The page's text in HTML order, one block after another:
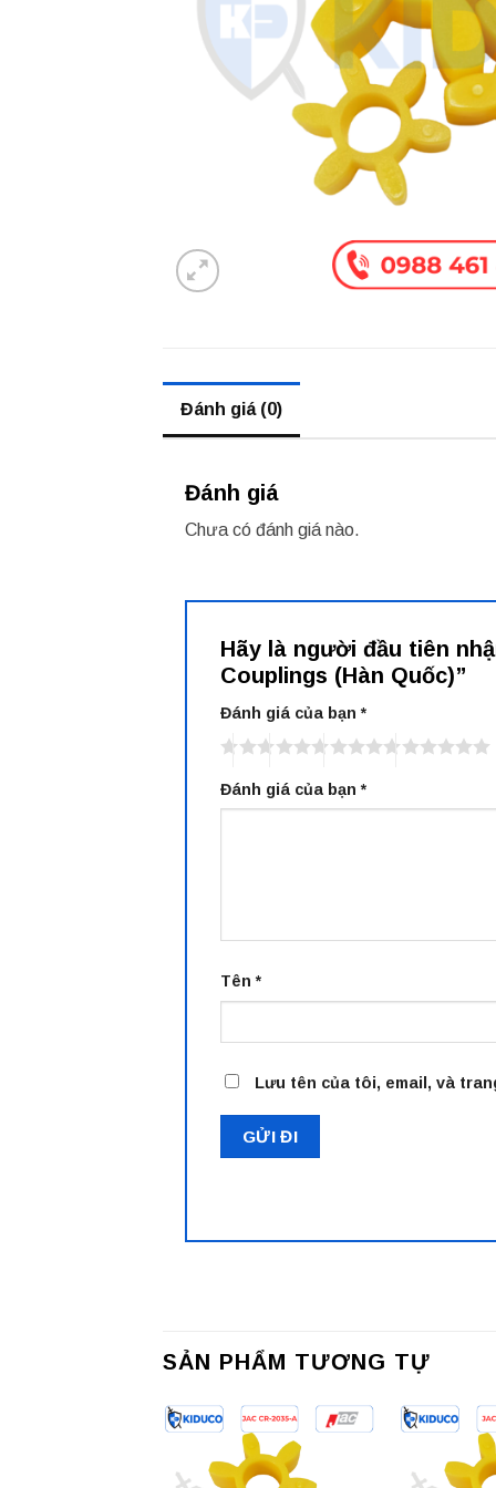
Đánh giá (0)
Đánh giá
Chưa có đánh giá nào.
Hãy là người đầu tiên
Couplings (Hàn Quốc)”
Đánh giá của bạn*
Đánh giá của bạn*
Tên*
Lưu tên của tôi, email, và
SẢN PHẨM TƯƠNG TỰ